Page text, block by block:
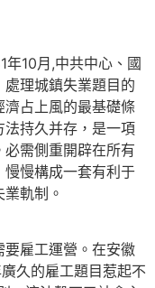
10月,中共中心、國
理城鎮失業題目的
占上風的最基礎條
持久并存，是一項
需側重開辟在所有
慢構成一套有利于
軌制。
雇工運營。在安徽
久的雇工題目惹起不